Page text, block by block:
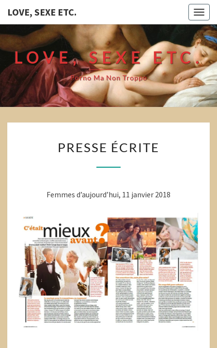
LOVE, SEXE ETC.
LOVE, SEXE ETC.
Porno Ma Non Troppo
ÉCRITE
PRESSE ÉCRITE
Femmes d’aujourd’hui, 11 janvier 2018